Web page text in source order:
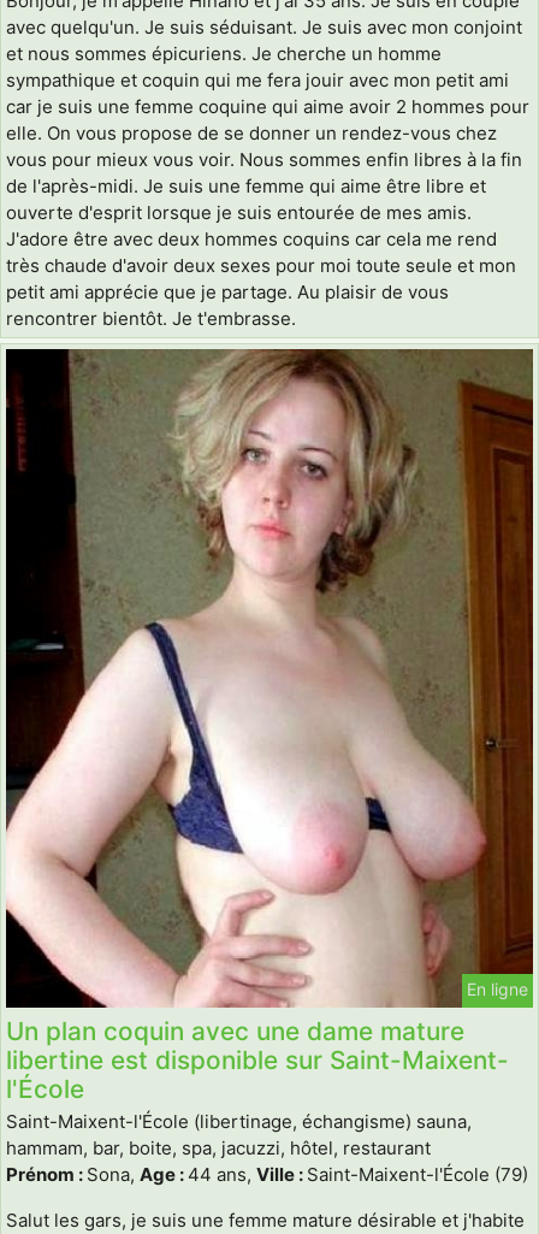
avec quelqu'un. Je suis séduisant. Je suis avec mon conjoint
et nous sommes épicuriens. Je cherche un homme
sympathique et coquin qui me fera jouir avec mon petit ami
car je suis une femme coquine qui aime avoir 2 hommes pour
elle. On vous propose de se donner un rendez-vous chez
vous pour mieux vous voir. Nous sommes enfin libres à la fin
de l'après-midi. Je suis une femme qui aime être libre et
ouverte d'esprit lorsque je suis entourée de mes amis.
J'adore être avec deux hommes coquins car cela me rend
très chaude d'avoir deux sexes pour moi toute seule et mon
petit ami apprécie que je partage. Au plaisir de vous
rencontrer bientôt. Je t'embrasse.
En ligne
Un plan coquin avec une dame mature
libertine est disponible sur Saint-Maixent-
l'École
Saint-Maixent-l'École (libertinage, échangisme) sauna,
hammam, bar, boite, spa, jacuzzi, hôtel, restaurant
Prénom : Sona, Age : 44 ans, Ville : Saint-Maixent-l'École (79)
Salut les gars, je suis une femme mature désirable et j'habite